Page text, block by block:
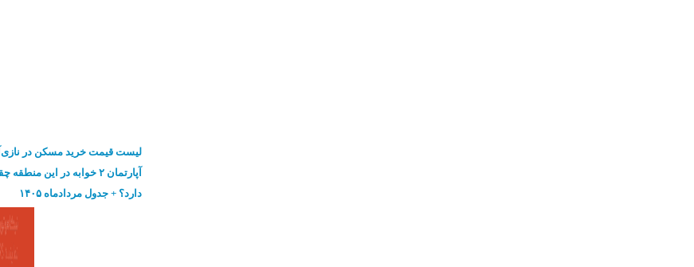
دارد؟ + جدول مردادماه ۱۴۰۵